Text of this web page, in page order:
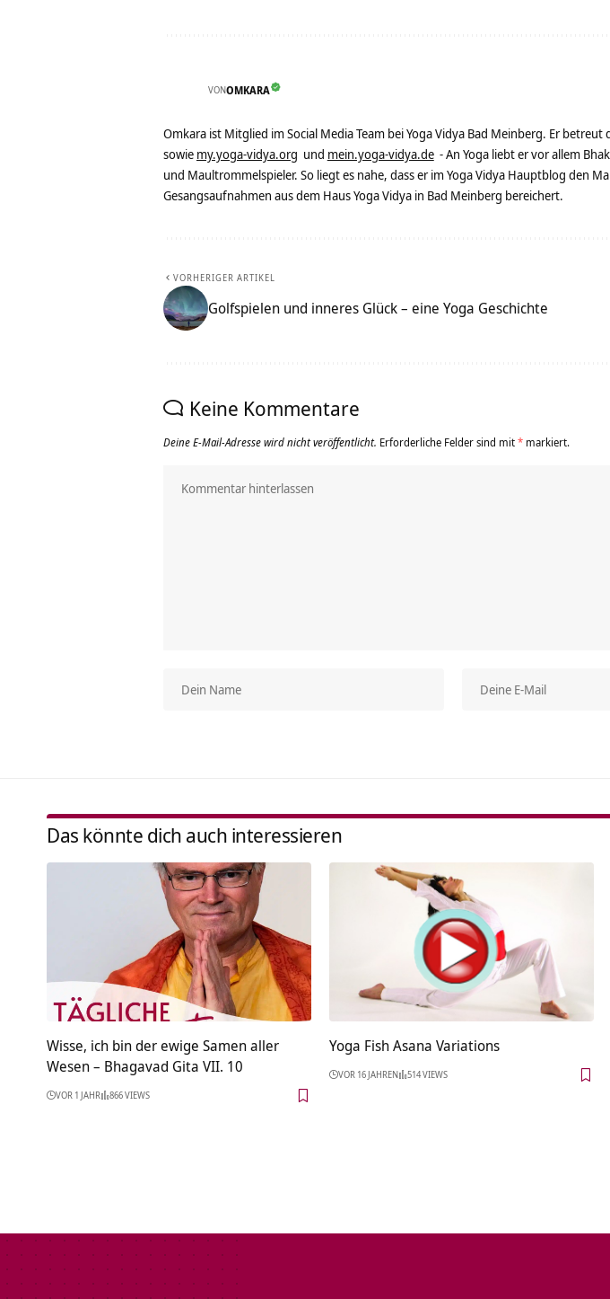
VONOMKARA
Omkara ist Mitglied im Social Media Team bei Yoga Vidya Bad Meinberg. Er betreut
sowie my.yoga-vidya.org und mein.yoga-vidya.de - An Yoga liebt er vor allem
und Maultrommelspieler. So liegt es nahe, dass er im Yoga Vidya Hauptblog den
Gesangsaufnahmen aus dem Haus Yoga Vidya in Bad Meinberg bereichert.
VORHERIGER ARTIKEL
Golfspielen und inneres Glück – eine Yoga Geschichte
Keine Kommentare
Deine E-Mail-Adresse wird nicht veröffentlicht. Erforderliche Felder sind mit* markiert.
Das könnte dich auch interessieren
Wisse, ich bin der ewige Samen aller
Wesen – Bhagavad Gita VII. 10
VOR 1 JAHR 866 VIEWS
Yoga Fish Asana Variations
VOR 16 JAHREN 514 VIEWS